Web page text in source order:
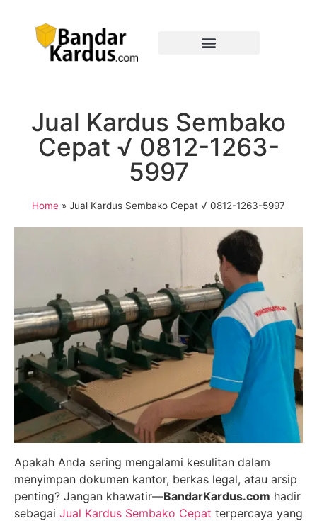
Jual Kardus Sembako
Cepat √ 0812-1263-
5997
Home » Jual Kardus Sembako Cepat √ 0812-1263-5997
Apakah Anda sering mengalami kesulitan dalam
menyimpan dokumen kantor, berkas legal, atau arsip
penting? Jangan khawatir—BandarKardus.com hadir
sebagai Jual Kardus Sembako Cepat terpercaya yang